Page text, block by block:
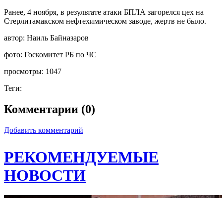
Ранее, 4 ноября, в результате атаки БПЛА загорелся цех на
Стерлитамакском нефтехимическом заводе, жертв не было.
автор: Наиль Байназаров
фото: Госкомитет РБ по ЧС
просмотры: 1047
Теги:
Комментарии (0)
Добавить комментарий
РЕКОМЕНДУЕМЫЕ
НОВОСТИ